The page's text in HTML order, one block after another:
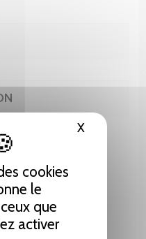
cookies
le
que
activer
XMasquer